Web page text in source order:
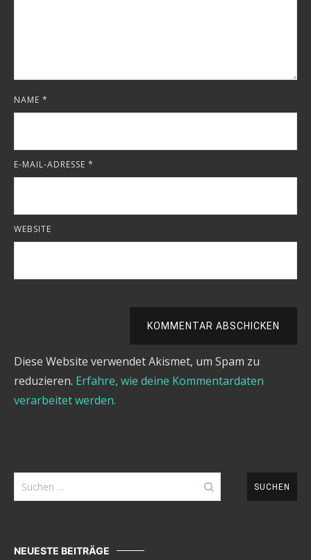
NAME *
E-MAIL-ADRESSE *
WEBSITE
KOMMENTAR ABSCHICKEN
Diese Website verwendet Akismet, um Spam zu
reduzieren. Erfahre, wie deine Kommentardaten
verarbeitet werden.
Suchen
nach:
NEUESTE BEITRÄGE